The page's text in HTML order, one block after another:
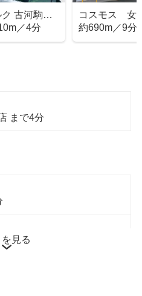
古河駒羽
／4分
コスモス 女
店
約690m／9分
まで4分
で9分
女沼店 まで7分
見る